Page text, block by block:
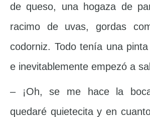
de queso, una hogaza de
racimo de uvas, gordas
codorniz. Todo tenía una
e inevitablemente empezó a
– ¡Oh, se me hace la
quedaré quietecita y en